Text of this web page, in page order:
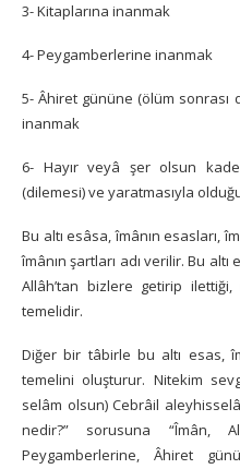
3- Kitaplarına inanmak
4- Peygamberlerine inanmak
5- Âhiret gününe (ölüm
inanmak
6- Hayır veyâ şer olsun
(dilemesi) ve yaratmasıyla
Bu altı esâsa, îmânın esasları,
îmânın şartları adı verilir. Bu
Allâh’tan bizlere getirip
temelidir.
Diğer bir tâbirle bu altı esas,
temelini oluşturur. Nitekim
selâm olsun) Cebrâil
nedir?” sorusuna “Îmân,
Peygamberlerine, Âhiret